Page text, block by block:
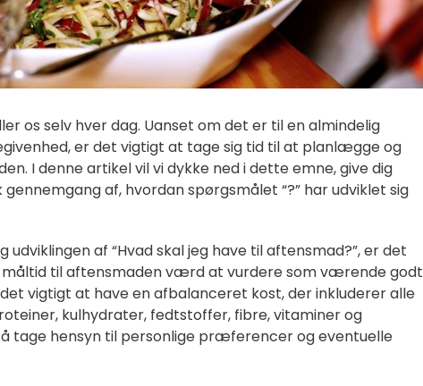
os selv hver dag. Uanset om det er til en almindelig
er det vigtigt at tage sig tid til at planlægge og
I denne artikel vil vi dykke ned i dette emne, give dig
af, hvordan spørgsmålet “?” har udviklet sig
af “Hvad skal jeg have til aftensmad?”, er det
til aftensmaden værd at vurdere som værende godt
vigtigt at have en afbalanceret kost, der inkluderer alle
kulhydrater, fedtstoffer, fibre, vitaminer og
tage hensyn til personlige præferencer og eventuelle